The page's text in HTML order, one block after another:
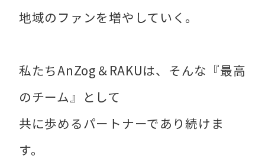
地域のファンを増やしていく。
私たちAnZog＆RAKUは、そんな『最高
のチーム』として
共に歩めるパートナーであり続けま
す。